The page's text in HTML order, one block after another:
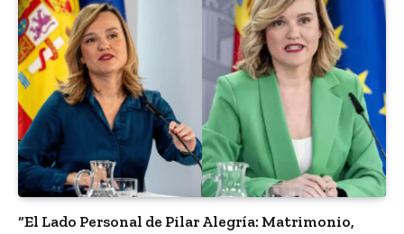
“El Lado Personal de Pilar Alegría: Matrimonio,